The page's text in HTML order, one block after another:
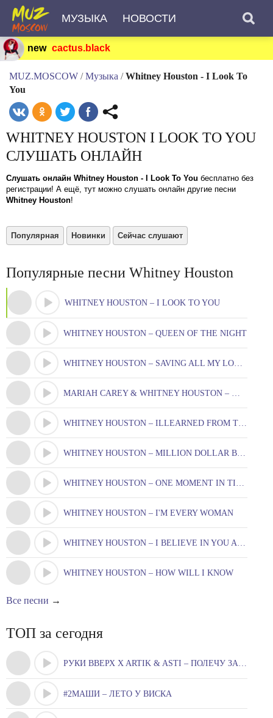
МУЗЫКА НОВОСТИ
new cactus.black
MUZ.MOSCOW / Музыка / Whitney Houston - I Look To
You
WHITNEY HOUSTON I LOOK TO YOU
СЛУШАТЬ ОНЛАЙН
Слушать онлайн Whitney Houston - I Look To You бесплатно без
регистрации! А ещё, тут можно слушать онлайн другие песни
Whitney Houston!
Популярная Новинки Сейчас слушают
Популярные песни Whitney Houston
WHITNEY HOUSTON – I LOOK TO YOU
WHITNEY HOUSTON – QUEEN OF THE NIGHT
WHITNEY HOUSTON – SAVING ALL MY LOVE FOR YOU
MARIAH CAREY & WHITNEY HOUSTON – WHEN YOU BELIEVE
WHITNEY HOUSTON – ILLEARNED FROM THE BEST
WHITNEY HOUSTON – MILLION DOLLAR BILL
WHITNEY HOUSTON – ONE MOMENT IN TIME
WHITNEY HOUSTON – I'M EVERY WOMAN
WHITNEY HOUSTON – I BELIEVE IN YOU AND ME
WHITNEY HOUSTON – HOW WILL I KNOW
Все песни →
ТОП за сегодня
РУКИ ВВЕРХ X ARTIK & ASTI – ПОЛЕЧУ ЗА ТОБОЮ
#2МАШИ – ЛЕТО У ВИСКА